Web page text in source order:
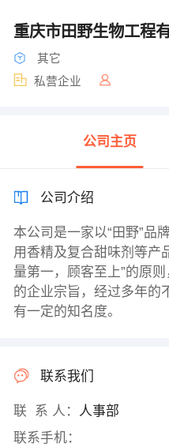
重庆市田野生物工程
其它
私营企业
公司主页
公司介绍
本公司是一家以“田野”品
用香精及复合甜味剂等产
量第一，顾客至上”的原
的企业宗旨，经过多年的
有一定的知名度。
联系我们
联 系 人： 人事部
联系手机：